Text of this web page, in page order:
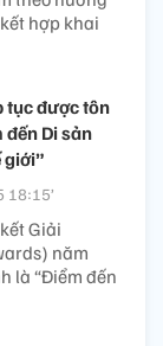
hợp khai
tục được tôn
Di sản
giới”
Giải
năm
là “Điểm đến